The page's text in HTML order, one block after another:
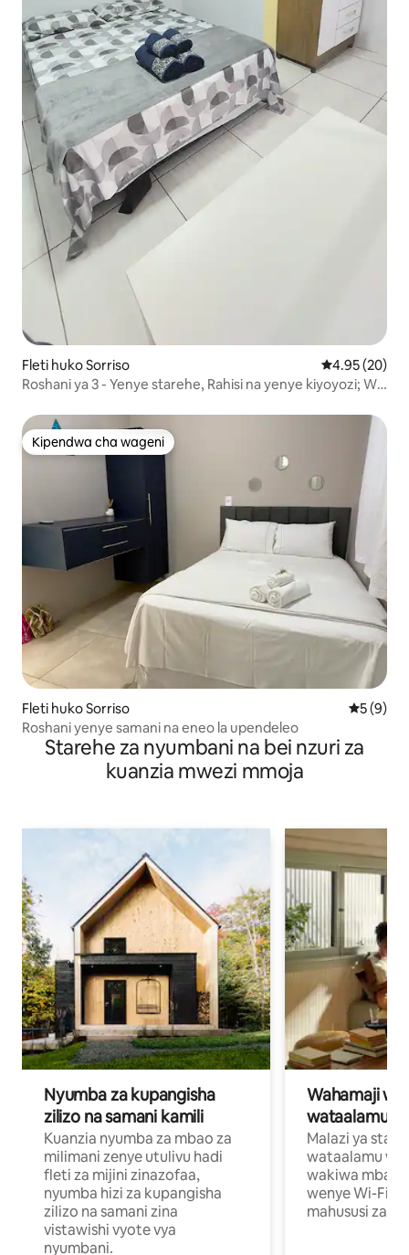
Fleti huko Sorriso Ukadiriaji wa
4.95 (20)
Roshani ya 3 - Yenye starehe, Rahisi na yenye kiyoyozi; Wi-
Kipendwa cha wageni
Kipendwa cha wageni
Fleti huko Sorriso
5 (9)
Roshani yenye samani na eneo la upendeleo
Starehe za nyumbani na bei nzuri za
kuanzia mwezi mmoja
Nyumba za kupangisha
zilizo na samani kamili
Kuanzia nyumba za mbao za
milimani zenye utulivu hadi
fleti za mijini zinazofaa,
nyumba hizi za kupangisha
zilizo na samani zina
vistawishi vyote vya
nyumbani.
Wahamaji
wataalamu
Malazi ya
wataalamu
wakiwa mbali
wenye Wi-Fi
mahususi za